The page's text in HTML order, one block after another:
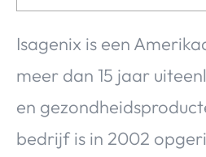
Isagenix is een
meer dan 15 jaar
en
bedrijf is in 2002